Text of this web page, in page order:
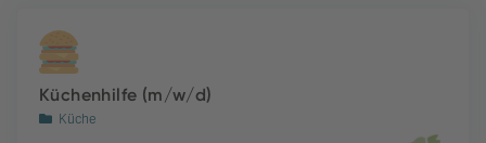
Küchenhilfe (m/w/d)
Küche